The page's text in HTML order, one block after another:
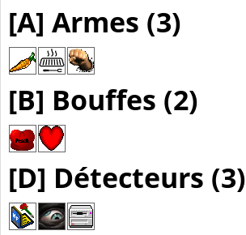
[A] Armes (3)
[B] Bouffes (2)
[D] Détecteurs (3)